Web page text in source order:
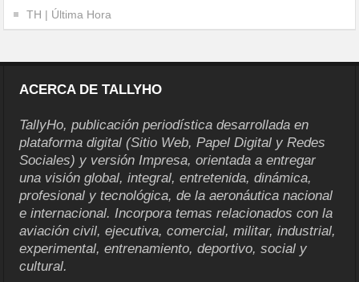
TH | Última Hora
ACERCA DE TALLYHO
TallyHo, publicación periodística desarrollada en
plataforma digital (Sitio Web, Papel Digital y Redes
Sociales) y versión Impresa, orientada a entregar
una visión global, integral, entretenida, dinámica,
profesional y tecnológica, de la aeronáutica nacional
e internacional. Incorpora temas relacionados con la
aviación civil, ejecutiva, comercial, militar, industrial,
experimental, entrenamiento, deportivo, social y
cultural.